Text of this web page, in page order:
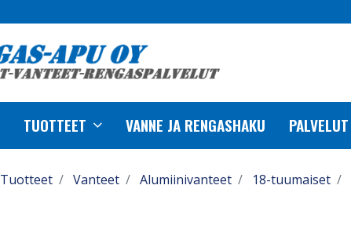
TUOTTEET VANNE JA RENGASHAKU PALVELUT
Tuotteet Vanteet Alumiinivanteet 18-tuumaiset